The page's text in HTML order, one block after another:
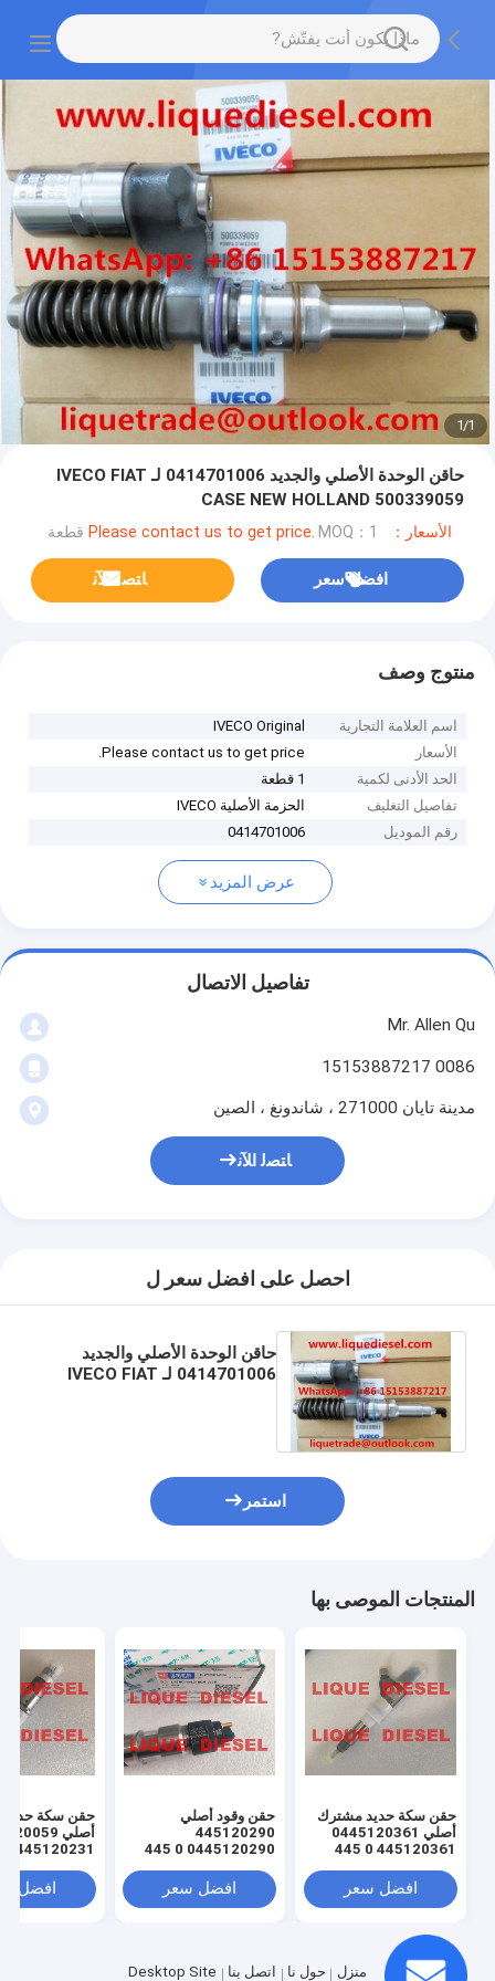
1
/
1
حاقن الوحدة الأصلي والجديد 0414701006 لـ IVECO FIAT
CASE NEW HOLLAND 500339059
الأسعار：Please contact us to get price. MOQ：1 قطعة
افضل سعر ﺎﺘﺼﻟ ﺍﻶﻧ
منتوج وصف
اسم العلامة التجارية
IVECO Original
الأسعار
Please contact us to get price.
الحد الأدنى لكمية
1 قطعة
تفاصيل التغليف
الحزمة الأصلية IVECO
رقم الموديل
0414701006
عرض المزيد
تفاصيل الاتصال
Mr. Allen Qu
0086 15153887217
مدينة تايان 271000 ، شاندونغ ، الصين
ﺎﺘﺼﻟ ﺍﻶﻧ
احصل على افضل سعر ل
حاقن الوحدة الأصلي والجديد
0414701006 لـ IVECO FIAT
استمر
المنتجات الموصى بها
حقن سكة حديد مشترك
أصلي 0445120361
445120361 0 445
افضل سعر
حقن وقود أصلي
445120290
0445120290 0 445
1112100A-A38
L47001112100AA38
افضل سعر
حقن سكة
أصلي
0445120231
3976372 5263262
افضل
منزل حول نا اتصل بنا Desktop Site